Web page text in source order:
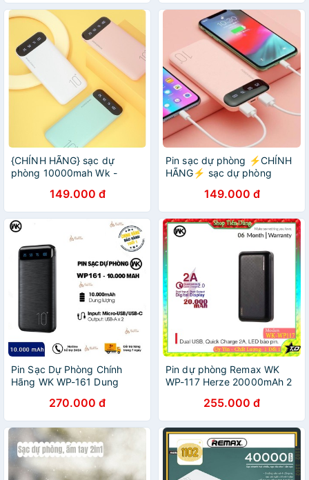
{CHÍNH HÃNG} sạc dự
phòng 10000mah Wk -
149.000 đ
Pin sạc dự phòng ⚡️CHÍNH
HÃNG⚡️ sạc dự phòng
WP-161 sạc 2 thiết bị cùng
lúc, sạc nhanh 2.1A
149.000 đ
Pin Sạc Dự Phòng Chính
Hãng WK WP-161 Dung
cổng sạc USB - Bảo Hành
Chính Hãng 12 Tháng
270.000 đ
Pin dự phòng Remax WK
WP-117 Herze 20000mAh 2
255.000 đ